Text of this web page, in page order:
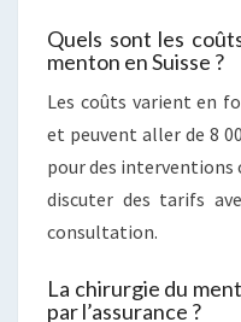
Quels sont les
menton en Suisse ?
Les coûts varient en
et peuvent aller de 8
pour des
discuter des tarifs
consultation.
La chirurgie du
par l’assurance ?